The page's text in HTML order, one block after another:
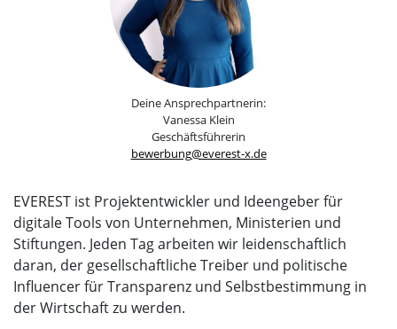
Deine Ansprechpartnerin:
Vanessa Klein
Geschäftsführerin
bewerbung@everest-x.de
EVEREST ist Projektentwickler und Ideengeber für
digitale Tools von Unternehmen, Ministerien und
Stiftungen. Jeden Tag arbeiten wir leidenschaftlich
daran, der gesellschaftliche Treiber und politische
Influencer für Transparenz und Selbstbestimmung in
der Wirtschaft zu werden.